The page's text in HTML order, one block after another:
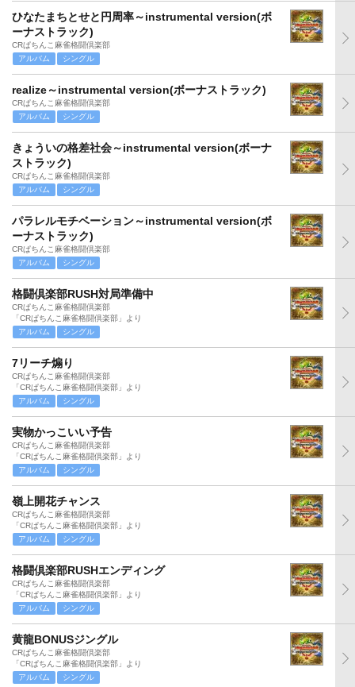
ひなたまちとせと円周率～instrumental version(ボ
ーナストラック)
CRぱちんこ麻雀格闘倶楽部
アルバム
シングル
realize～instrumental version(ボーナストラック)
CRぱちんこ麻雀格闘倶楽部
アルバム
シングル
きょういの格差社会～instrumental version(ボーナ
ストラック)
CRぱちんこ麻雀格闘倶楽部
アルバム
シングル
パラレルモチベーション～instrumental version(ボ
ーナストラック)
CRぱちんこ麻雀格闘倶楽部
アルバム
シングル
格闘倶楽部RUSH対局準備中
CRぱちんこ麻雀格闘倶楽部
「CRぱちんこ麻雀格闘倶楽部」より
アルバム
シングル
7リーチ煽り
CRぱちんこ麻雀格闘倶楽部
「CRぱちんこ麻雀格闘倶楽部」より
アルバム
シングル
実物かっこいい予告
CRぱちんこ麻雀格闘倶楽部
「CRぱちんこ麻雀格闘倶楽部」より
アルバム
シングル
嶺上開花チャンス
CRぱちんこ麻雀格闘倶楽部
「CRぱちんこ麻雀格闘倶楽部」より
アルバム
シングル
格闘倶楽部RUSHエンディング
CRぱちんこ麻雀格闘倶楽部
「CRぱちんこ麻雀格闘倶楽部」より
アルバム
シングル
黄龍BONUSジングル
CRぱちんこ麻雀格闘倶楽部
「CRぱちんこ麻雀格闘倶楽部」より
アルバム
シングル